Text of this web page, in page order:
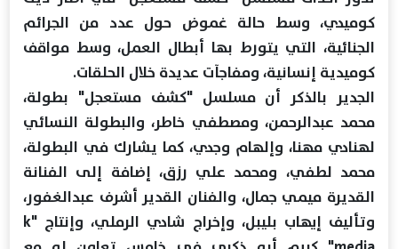
كوميدي، وسط حالة غموض ‏‏‏حول عدد من الجرائم
الجنائية، التي يتورط بها أبطال العمل، وسط مواقف
كوميدية ‏‏إنسانية، ومفاجآت عديدة خلال الحلقات.‏
الجدير بالذكر أن مسلسل "كشف مستعجل" بطولة،
محمد عبدالرحمن، ومصطفي ‏‏خاطر، والبطولة النسائي
لهنادي مهنا، وإلهام وجدي، كما يشارك في البطولة،
محمد ‏‏لطفي، ومحمد علي ‏رزق، إضافة إلى الفنانة
القديرة ميمي جمال، والفنان القدير ‏‏أشرف عبدالغفور،
‏وتأليف إيهاب بليبل، وإخراج شادي الرملي، وإنتاج "‏k